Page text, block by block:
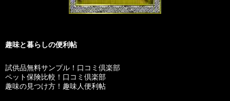
趣味と暮らしの便利帖
試供品無料サンプル！口コミ倶楽部
ペット保険比較！口コミ倶楽部
趣味の見つけ方！趣味人便利帖